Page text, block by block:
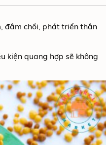
đâm chồi, phát triển thân
kiện quang hợp sẽ không